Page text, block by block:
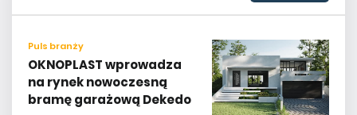
Puls branży
OKNOPLAST wprowadza
na rynek nowoczesną
bramę garażową Dekedo